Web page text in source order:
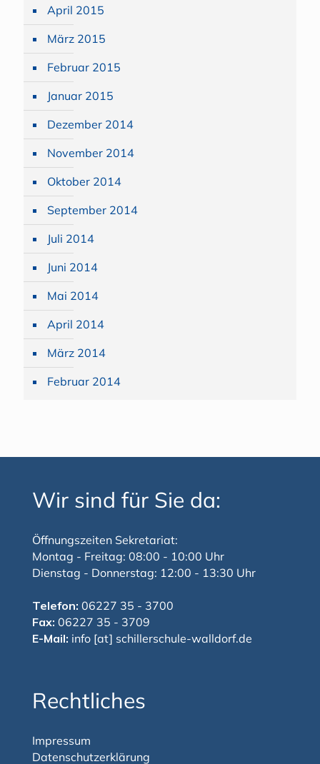
April 2015
März 2015
Februar 2015
Januar 2015
Dezember 2014
November 2014
Oktober 2014
September 2014
Juli 2014
Juni 2014
Mai 2014
April 2014
März 2014
Februar 2014
Wir sind für Sie da:
Öffnungszeiten Sekretariat:
Montag - Freitag: 08:00 - 10:00 Uhr
Dienstag - Donnerstag: 12:00 - 13:30 Uhr
Telefon: 06227 35 - 3700
Fax: 06227 35 - 3709
E-Mail: info [at] schillerschule-walldorf.de
Rechtliches
Impressum
Datenschutzerklärung